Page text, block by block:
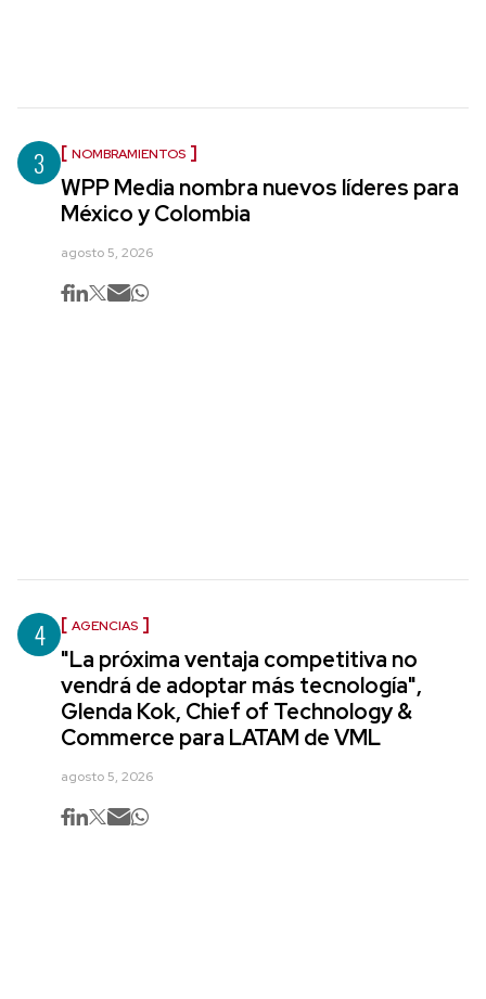
3 NOMBRAMIENTOS
WPP Media nombra nuevos líderes para
México y Colombia
agosto 5, 2026
4 AGENCIAS
"La próxima ventaja competitiva no
vendrá de adoptar más tecnología",
Glenda Kok, Chief of Technology &
Commerce para LATAM de VML
agosto 5, 2026